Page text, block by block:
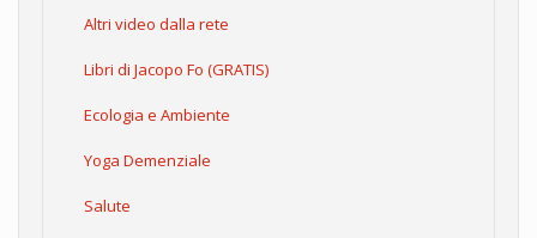
Altri video dalla rete
Libri di Jacopo Fo (GRATIS)
Ecologia e Ambiente
Yoga Demenziale
Salute